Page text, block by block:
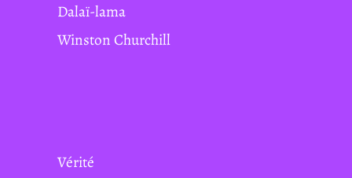
Dalaï-lama
Winston Churchill
Vérité